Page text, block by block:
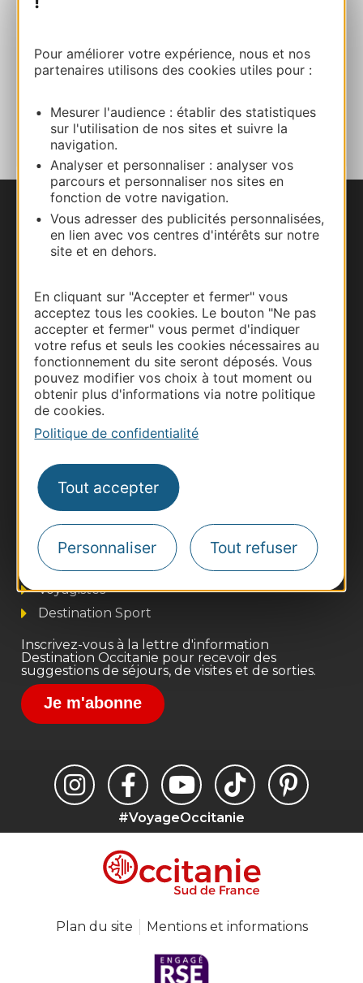
Pour améliorer votre expérience, nous et nos
partenaires utilisons des cookies utiles pour :
Mesurer l'audience : établir des statistiques
sur l'utilisation de nos sites et suivre la
navigation.
Analyser et personnaliser : analyser vos
parcours et personnaliser nos sites en
fonction de votre navigation.
Vous adresser des publicités personnalisées,
en lien avec vos centres d'intérêts sur notre
site et en dehors.
En cliquant sur "Accepter et fermer" vous
acceptez tous les cookies. Le bouton "Ne pas
accepter et fermer" vous permet d'indiquer
votre refus et seuls les cookies nécessaires au
fonctionnement du site seront déposés. Vous
pouvez modifier vos choix à tout moment ou
obtenir plus d'informations via notre politique
de cookies.
Politique de confidentialité
Tout accepter
Personnaliser Tout refuser
Facebook
AJOUTER
AU CARNET
Nous contacter
Carte interactive
Documentation
Thermalisme
Pros d'Occitanie
Site presse et d'influence
Voyagistes
Destination Sport
Inscrivez-vous à la lettre d'information
Destination Occitanie pour recevoir des
suggestions de séjours, de visites et de sorties.
Je m'abonne
#VoyageOccitanie
Plan du site Mentions et informations